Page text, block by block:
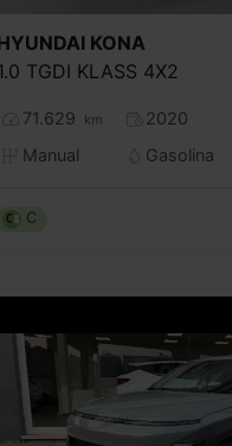
KONA
TGDI KLASS 4X2
71.629 km
2020
Manual
Gasolina
C